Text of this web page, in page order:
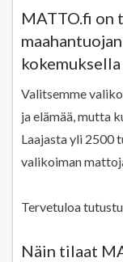
MATTO.fi on
kokemuksella
Valitsemme
ja elämää, mutta
Laajasta yli 2500
valikoiman
Tervetuloa
Näin tilaat